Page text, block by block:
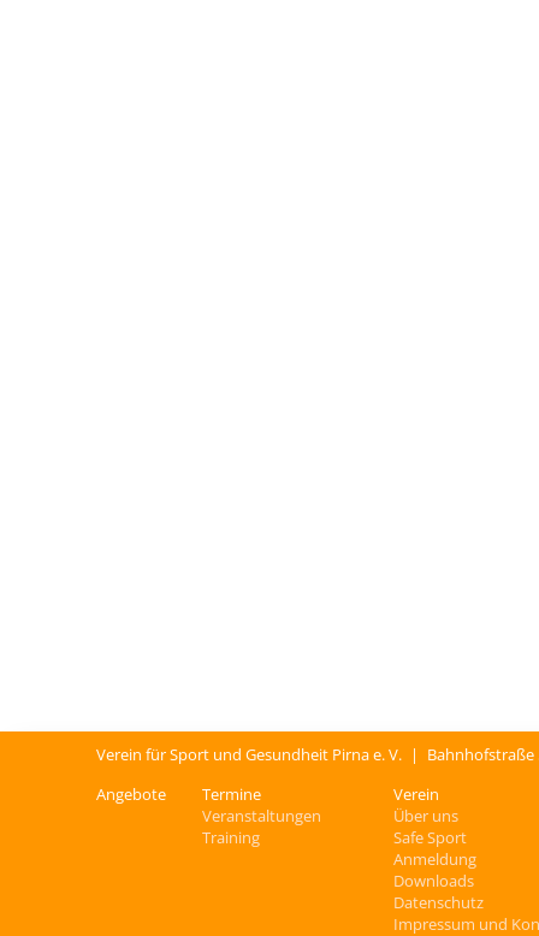
Verein für Sport und Gesundheit Pirna e. V. |
Angebote
Termine
Veranstaltungen
Training
Verein
Über uns
Safe Sport
Anmeldung
Downloads
Datenschutz
Impressum und